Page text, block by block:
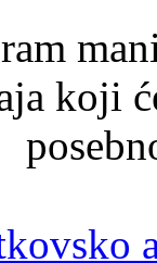
koji